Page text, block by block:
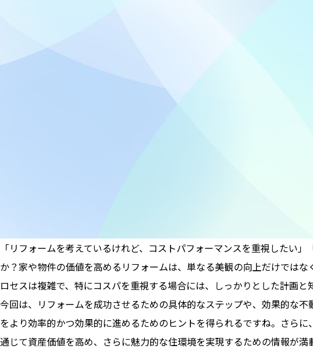
「リフォームを考えているけれど、コストパフォーマンスを重視したい
か？家や物件の価値を高めるリフォームは、単なる美観の向上だけでは
ロセスは複雑で、特にコスパを重視する場合には、しっかりとした計画と
今回は、リフォームを成功させるための具体的なステップや、効果的な
をより効率的かつ効果的に進めるためのヒントを得られるですね。さら
通じて資産価値を高め、さらに魅力的な住環境を実現するための情報が